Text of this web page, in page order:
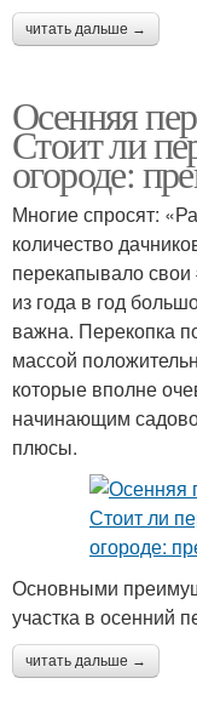
читать дальше →
Осенняя
Стоит ли
огороде:
Многие спросят:
количество
перекапывало
из года в год
важна. Перекопка
массой
которые вполне
начинающим
плюсы.
Основными
участка в осенний
читать дальше →